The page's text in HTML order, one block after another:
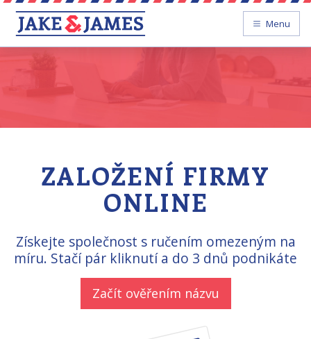
Menu
ZALOŽENÍ FIRMY
ONLINE
Získejte společnost s ručením omezeným na
míru. Stačí pár kliknutí a do 3 dnů podnikáte
Začít ověřením názvu